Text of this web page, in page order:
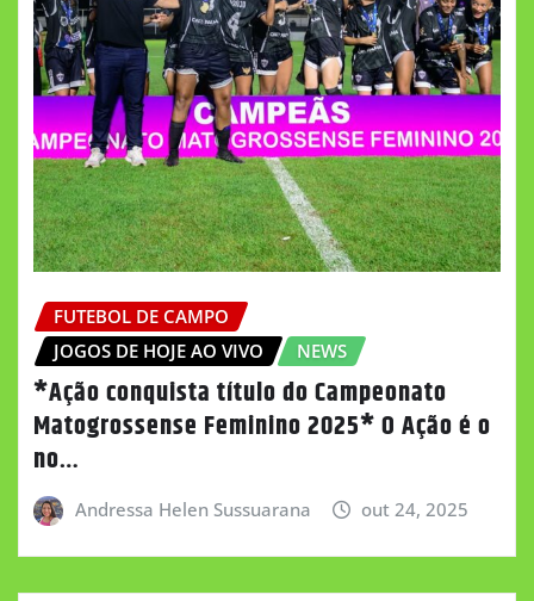
FUTEBOL DE CAMPO
JOGOS DE HOJE AO VIVO
NEWS
*Ação conquista título do Campeonato
Matogrossense Feminino 2025* O Ação é o
no…
Andressa Helen Sussuarana out 24, 2025